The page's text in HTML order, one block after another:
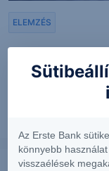
Carrier Global:
között
ELEMZÉS
Az Erste Bank
könnyebb
visszaélések